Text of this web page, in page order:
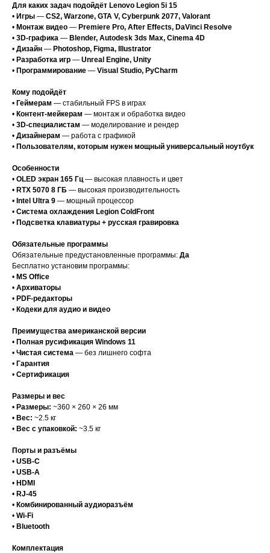
Для каких задач подойдёт Lenovo Legion 5i 15
• Игры — CS2, Warzone, GTA V, Cyberpunk 2077, Valorant
• Монтаж видео — Premiere Pro, After Effects, DaVinci Resolve
• 3D-графика — Blender, Autodesk 3ds Max, Cinema 4D
• Дизайн — Photoshop, Figma, Illustrator
• Разработка игр — Unreal Engine, Unity
• Программирование — Visual Studio, PyCharm
Кому подойдёт
• Геймерам — стабильный FPS в играх
• Контент-мейкерам — монтаж и обработка видео
• 3D-специалистам — моделирование и рендер
• Дизайнерам — работа с графикой
• Пользователям, которым нужен мощный универсальный ноутбук
Особенности
• OLED экран 165 Гц— высокая плавность и цвет
• RTX 5070 8 ГБ — высокая производительность
• Intel Ultra 9 — мощный процессор
• Система охлаждения Legion ColdFront
• Подсветка клавиатуры + русская гравировка
Обязательные программы
Обязательные предустановленные программы: Да
Бесплатно установим программы:
• MS Office
• Архиваторы
• PDF-редакторы
• Кодеки для аудио и видео
Преимущества американской версии
• Полная русификация Windows 11
• Чистая система — без лишнего софта
• Гарантия
• Сертификация
Размеры и вес
• Размеры: ~360 × 260 × 26 мм
• Вес: ~2.5 кг
• Вес с упаковкой: ~3.5 кг
Порты и разъёмы
• USB-C
• USB-A
• HDMI
• RJ-45
• Комбинированный аудиоразъём
• Wi-Fi
• Bluetooth
Комплектация